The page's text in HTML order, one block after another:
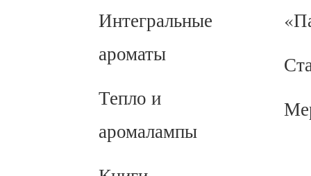
Интегральные
ароматы
Тепло и
аромалампы